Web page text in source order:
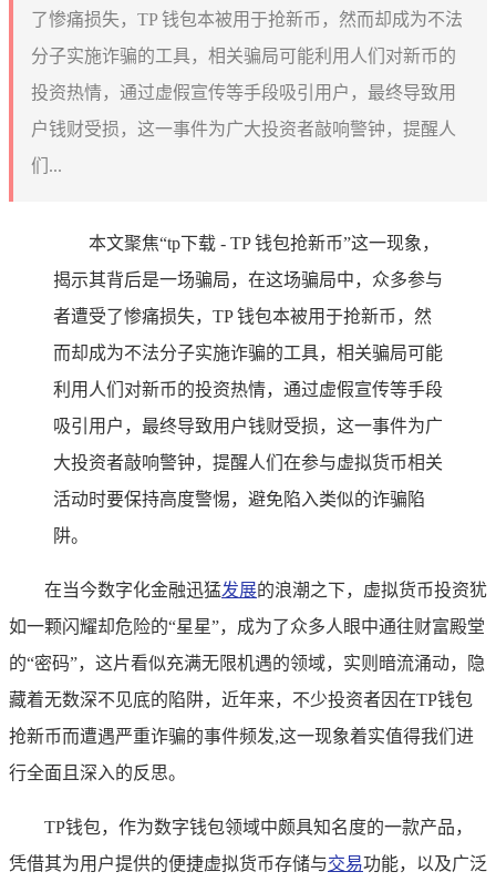
了惨痛损失，TP 钱包本被用于抢新币，然而却成为不法
分子实施诈骗的工具，相关骗局可能利用人们对新币的
投资热情，通过虚假宣传等手段吸引用户，最终导致用
户钱财受损，这一事件为广大投资者敲响警钟，提醒人
们...
本文聚焦“tp下载 - TP 钱包抢新币”这一现象，
揭示其背后是一场骗局，在这场骗局中，众多参与
者遭受了惨痛损失，TP 钱包本被用于抢新币，然
而却成为不法分子实施诈骗的工具，相关骗局可能
利用人们对新币的投资热情，通过虚假宣传等手段
吸引用户，最终导致用户钱财受损，这一事件为广
大投资者敲响警钟，提醒人们在参与虚拟货币相关
活动时要保持高度警惕，避免陷入类似的诈骗陷
阱。
在当今数字化金融迅猛发展的浪潮之下，虚拟货币投资犹
如一颗闪耀却危险的“星星”，成为了众多人眼中通往财富殿堂
的“密码”，这片看似充满无限机遇的领域，实则暗流涌动，隐
藏着无数深不见底的陷阱，近年来，不少投资者因在TP钱包
抢新币而遭遇严重诈骗的事件频发,这一现象着实值得我们进
行全面且深入的反思。
TP钱包，作为数字钱包领域中颇具知名度的一款产品，
凭借其为用户提供的便捷虚拟货币存储与交易功能，以及广泛